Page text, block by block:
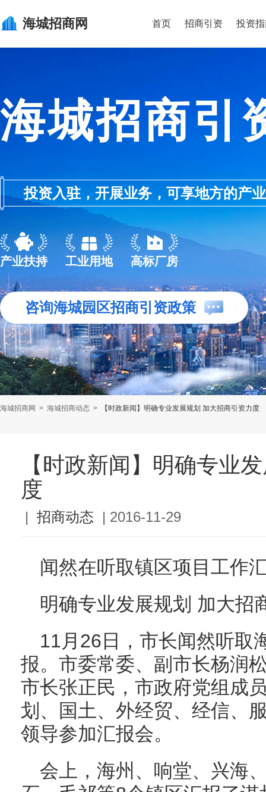
海城招商网 首页 招商引资 投资
海城招商引
投资入驻，开展业务，可享地方的产
产业扶持 工业用地 高标厂房
咨询海城园区招商引资政策
海城招商网 > 海城招商动态 > 【时政新闻】明确专业发展规划 加大招商引资力度
【时政新闻】明确专业
度
| 招商动态 | 2016-11-29
闻然在听取镇区项目工作
明确专业发展规划 加大招
11月26日，市长闻然听取
报。市委常委、副市长杨润
市长张正民，市政府党组成
划、国土、外经贸、经信、
领导参加汇报会。
会上，海州、响堂、兴海